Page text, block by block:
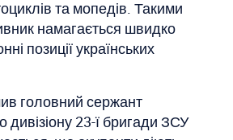
та мопедів. Такими
намагається швидко
позиції українських
головний сержант
дивізіону 23-ї бригади ЗСУ